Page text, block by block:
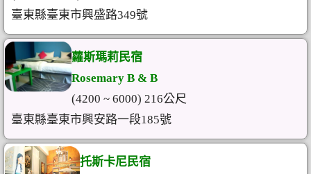
臺東縣臺東市興盛路349號
蘿斯瑪莉民宿
Rosemary B & B
(4200 ~ 6000) 216公尺
臺東縣臺東市興安路一段185號
托斯卡尼民宿